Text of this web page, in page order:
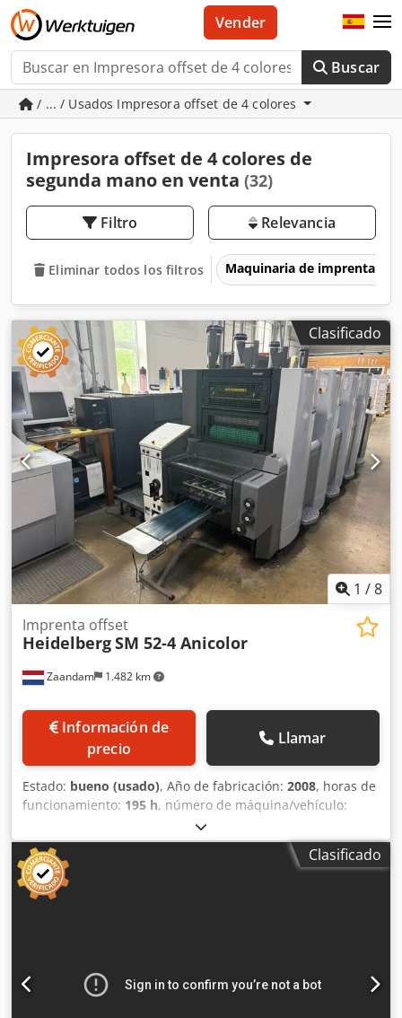
Buscar
Vender
/ ... / Usados Impresora offset de 4 colores
Impresora offset de 4 colores de
segunda mano en venta (32)
Filtro Relevancia
Eliminar todos los filtros Maquinaria de imprenta y
Clasificado
1 /8
Zaandam 1.482 km
Imprenta offset
HeidelbergSM 52-4 Anicolor
Información de
precio
Llamar
Estado: bueno (usado), Año de fabricación: 2008, horas de
funcionamiento: 195 h, número de máquina/vehículo:
, Tamaño 36 x 52 cm, sistema de humectación
Alcolor, sistema de refrigeración y recirculación
Technotrans, sistema de entintado Anicolor, enfriador
refrigerado por agua, todos los rodillos limpiadores,
sistema Autoplate, entrega a baja altura. Csdpjztap Nefx
Clasificado